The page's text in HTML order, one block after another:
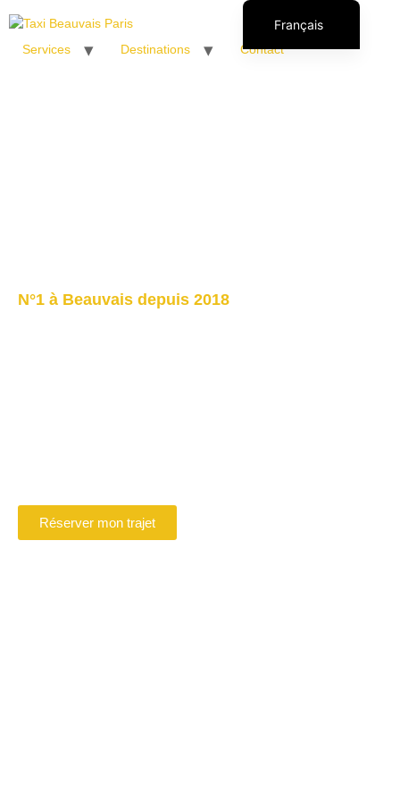
Services Destinations Contact
N°1 à Beauvais depuis 2018
Réserver mon trajet
Français
English (UK)